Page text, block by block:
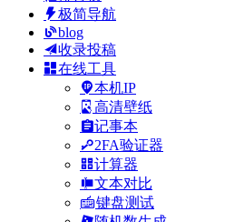
极简导航
blog
收录投稿
在线工具
本机IP
高清壁纸
记事本
2FA验证器
计算器
文本对比
键盘测试